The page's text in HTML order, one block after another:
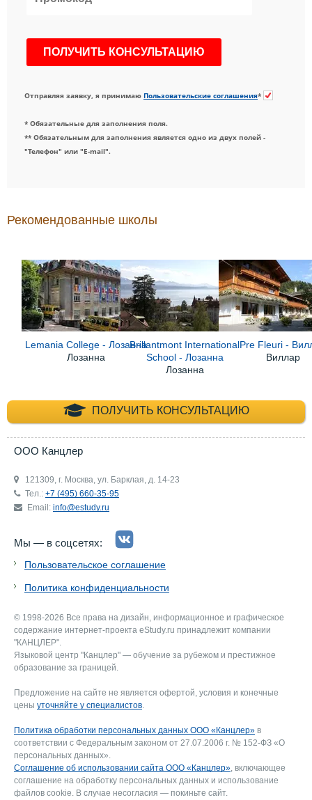
Отправляя заявку, я принимаю Пользовательские соглашения*
* Обязательные для заполнения поля.
** Обязательным для заполнения является одно из двух полей -
"Телефон" или "E-mail".
Рекомендованные школы
Lemania College - Лозанна
Лозанна
Brillantmont International
School - Лозанна
Лозанна
Pre Fleuri -
Виллар
ПОЛУЧИТЬ КОНСУЛЬТАЦИЮ
+7 (495) 660-35-
ООО Канцлер
121309, г. Москва, ул. Барклая, д. 14-23
Тел.: +7 (495) 660-35-95
Email: info@estudy.ru
Мы — в соцсетях:
Пользовательское соглашение
Политика конфиденциальности
© 1998-2026 Все права на дизайн, информационное и графическое
содержание интернет-проекта eStudy.ru принадлежит компании
"КАНЦЛЕР".
Языковой центр "Канцлер" — обучение за рубежом и престижное
образование за границей.
Предложение на сайте не является офертой, условия и конечные
цены уточняйте у специалистов.
Политика обработки персональных данных ООО «Канцлер» в
соответствии с Федеральным законом от 27.07.2006 г. № 152-ФЗ «О
персональных данных».
Соглашение об использовании сайта ООО «Канцлер», включающее
соглашение на обработку персональных данных и использование
файлов cookie. В случае несогласия — покиньте сайт.